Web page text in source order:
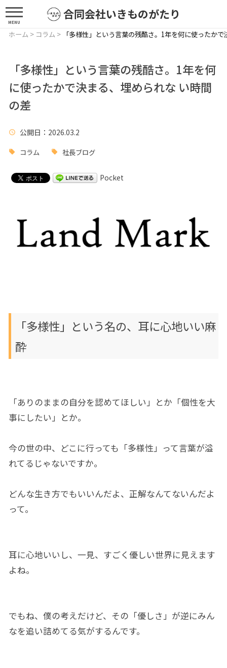
合同会社いきものがたり
MENU
ホーム > コラム > 「多様性」という言葉の残酷さ。1年を何に使ったか
「多様性」という言葉の残酷さ。1年を何
に使ったかで決まる、埋められな い時間
の差
公開日 ：2026.03.2
コラム 社長ブログ
Pocket
「多様性」という名の、耳に心地いい麻
酔
「ありのままの自分を認めてほしい」とか「個性を大
事にしたい」とか。
今の世の中、どこに行っても「多様性」って言葉が溢
れてるじゃないですか。
どんな生き方でもいいんだよ、正解なんてないんだよ
って。
耳に心地いいし、一見、すごく優しい世界に見えます
よね。
でもね、僕の考えだけど、その「優しさ」が逆にみん
なを追い詰めてる気がするんです。